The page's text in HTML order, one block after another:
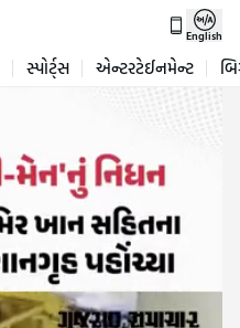
English
સ્પોર્ટ્સ એન્ટરટેઈનમેન્ટ